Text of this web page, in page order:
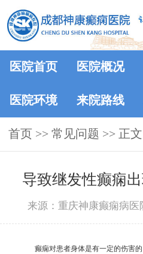
医院首页 医院概况
医院环境 来院路线
首页 >> 常见问题 >> 正文
导致继发性癫痫
来源：重庆神康癫痫病医
癫痫对患者身体是有一定的伤害